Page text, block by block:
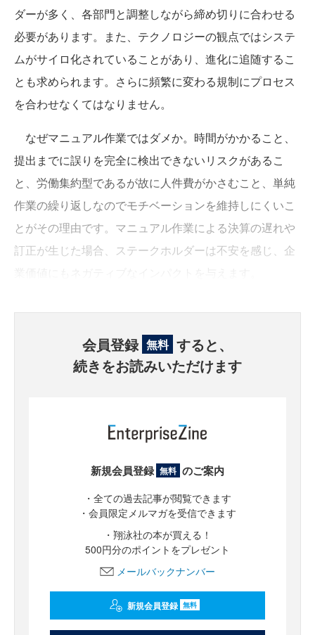
ダーが多く、各部門と調整しながら締め切りに合わせる
必要があります。また、テクノロジーの観点ではシステ
ムがサイロ化されていることがあり、進化に追随するこ
とも求められます。さらに頻繁に変わる規制にプロセス
を合わせなくてはなりません。
なぜマニュアル作業ではダメか。時間がかかること、
提出までに誤りを完全に検出できないリスクがあるこ
と、労働集約型であるが故に人件費がかさむこと、単純
作業の繰り返しなのでモチベーションを維持しにくいこ
とがその理由です。マニュアル作業による決算の遅れや
訂正が生じた場合、ステークホルダーは不安を感じ、企
会員登録 無料 すると、
続きをお読みいただけます
新規会員登録 無料 のご案内
・全ての過去記事が閲覧できます
・会員限定メルマガを受信できます
・翔泳社の本が買える！
500円分のポイントをプレゼント
メールバックナンバー
新規会員登録 無料